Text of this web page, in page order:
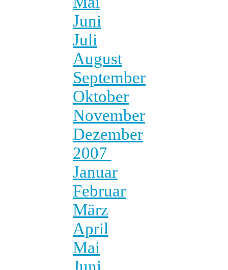
Juni
Juli
August
September
Oktober
November
Dezember
2007
Januar
Februar
März
April
Mai